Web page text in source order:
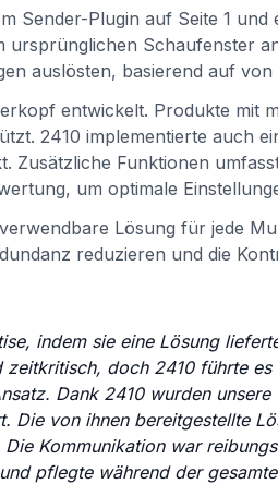
Sender-Plugin auf Seite 1
Schaufenster
auslösten, basierend auf
entwickelt. Produkte mit
2410 implementierte auch
Zusätzliche Funktionen
um optimale
Lösung für jede
reduzieren und die
indem sie eine Lösung
doch 2410 führte
Dank 2410 wurden
Die von ihnen bereitgestellte
Kommunikation war
pflegte während der